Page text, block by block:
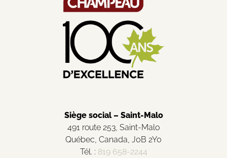
Siège social – Saint-Malo
491 route 253, Saint-Malo
Québec, Canada, J0B 2Y0
Tél. : 819 658-2244